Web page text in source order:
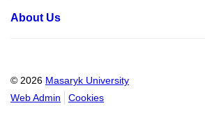
About Us
© 2026 Masaryk University
Web Admin
Cookies